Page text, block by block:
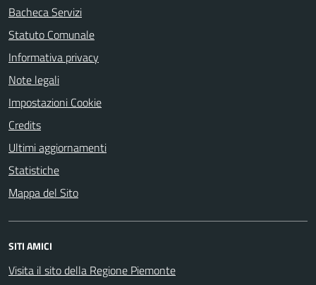
Bacheca Servizi
Statuto Comunale
Informativa privacy
Note legali
Impostazioni Cookie
Credits
Ultimi aggiornamenti
Statistiche
Mappa del Sito
SITI AMICI
Visita il sito della Regione Piemonte